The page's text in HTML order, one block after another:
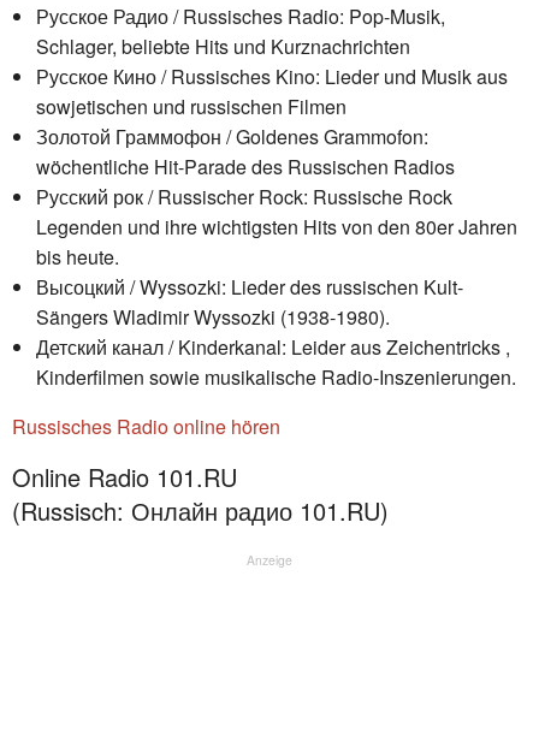
Русское Радио / Russisches Radio: Pop-Musik,
Schlager, beliebte Hits und Kurznachrichten
Русское Кино / Russisches Kino: Lieder und Musik aus
sowjetischen und russischen Filmen
Золотой Граммофон / Goldenes Grammofon:
wöchentliche Hit-Parade des Russischen Radios
Русский рок / Russischer Rock: Russische Rock
Legenden und ihre wichtigsten Hits von den 80er Jahren
bis heute.
Высоцкий / Wyssozki: Lieder des russischen Kult-
Sängers Wladimir Wyssozki (1938-1980).
Детский канал / Kinderkanal: Leider aus Zeichentricks ,
Kinderfilmen sowie musikalische Radio-Inszenierungen.
Russisches Radio online hören
Online Radio 101.RU
(Russisch: Онлайн радио 101.RU)
Anzeige